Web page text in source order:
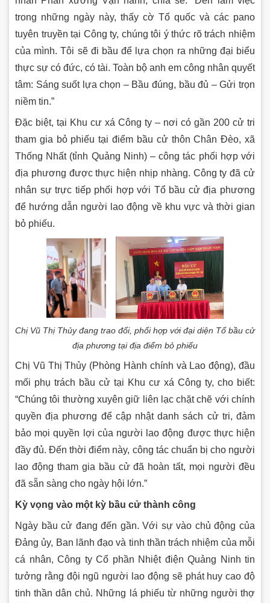
trong những ngày này, thấy cờ Tổ quốc và các pano
tuyên truyền tại Công ty, chúng tôi ý thức rõ trách nhiệm
của mình. Tôi sẽ đi bầu để lựa chọn ra những đại biểu
thực sự có đức, có tài. Toàn bộ anh em công nhân quyết
tâm: Sáng suốt lựa chọn – Bầu đúng, bầu đủ – Gửi trọn
niềm tin.”
Đặc biệt, tại Khu cư xá Công ty – nơi có gần 200 cử tri
tham gia bỏ phiếu tại điểm bầu cử thôn Chân Đèo, xã
Thống Nhất (tỉnh Quảng Ninh) – công tác phối hợp với
địa phương được thực hiện nhịp nhàng. Công ty đã cử
nhân sự trực tiếp phối hợp với Tổ bầu cử địa phương
để hướng dẫn người lao động về khu vực và thời gian
bỏ phiếu.
Chị Vũ Thị Thủy đang trao đổi, phối hợp với đại diện Tổ bầu cử
địa phương tại địa điểm bỏ phiếu
Chị Vũ Thị Thủy (Phòng Hành chính và Lao động), đầu
mối phụ trách bầu cử tại Khu cư xá Công ty, cho biết:
“Chúng tôi thường xuyên giữ liên lạc chặt chẽ với chính
quyền địa phương để cập nhật danh sách cử tri, đảm
bảo mọi quyền lợi của người lao động được thực hiện
đầy đủ. Đến thời điểm này, công tác chuẩn bị cho người
lao động tham gia bầu cử đã hoàn tất, mọi người đều
đã sẵn sàng cho ngày hội lớn.”
Kỳ vọng vào một kỳ bầu cử thành công
Ngày bầu cử đang đến gần. Với sự vào chủ động của
Đảng ủy, Ban lãnh đạo và tinh thần trách nhiệm của mỗi
cá nhân, Công ty Cổ phần Nhiệt điện Quảng Ninh tin
tưởng rằng đội ngũ người lao động sẽ phát huy cao độ
tinh thần dân chủ. Những lá phiếu từ những người thợ